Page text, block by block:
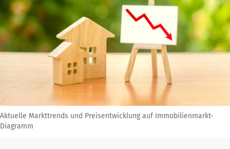
Aktuelle Markttrends und Preisentwicklung auf Immobilienmarkt-
Diagramm